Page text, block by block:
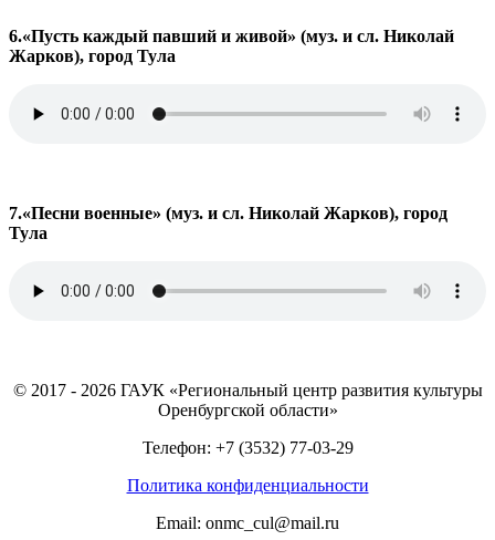
6.«Пусть каждый павший и живой» (муз. и сл. Николай
Жарков), город Тула
7.«Песни военные» (муз. и сл. Николай Жарков), город
Тула
© 2017 - 2026 ГАУК «Региональный центр развития культуры
Оренбургской области»
Телефон: +7 (3532) 77-03-29
Политика конфиденциальности
Email: onmc_cul@mail.ru